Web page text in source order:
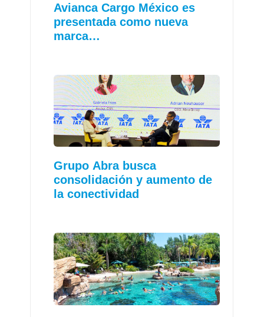
Avianca Cargo México es
presentada como nueva
marca…
Grupo Abra busca
consolidación y aumento de
la conectividad